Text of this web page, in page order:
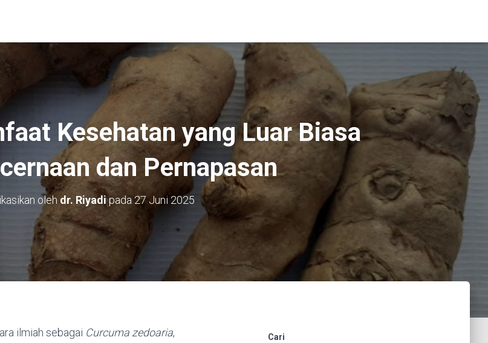
Kesehatan yang Luar Biasa
dan Pernapasan
oleh dr. Riyadipada 27 Juni 2025
ilmiah sebagai Curcuma zedoaria,
Cari